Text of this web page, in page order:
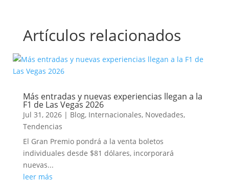
Artículos relacionados
Más entradas y nuevas experiencias llegan a la
F1 de Las Vegas 2026
Jul 31, 2026| Blog, Internacionales, Novedades,
Tendencias
El Gran Premio pondrá a la venta boletos
individuales desde $81 dólares, incorporará
nuevas...
leer más